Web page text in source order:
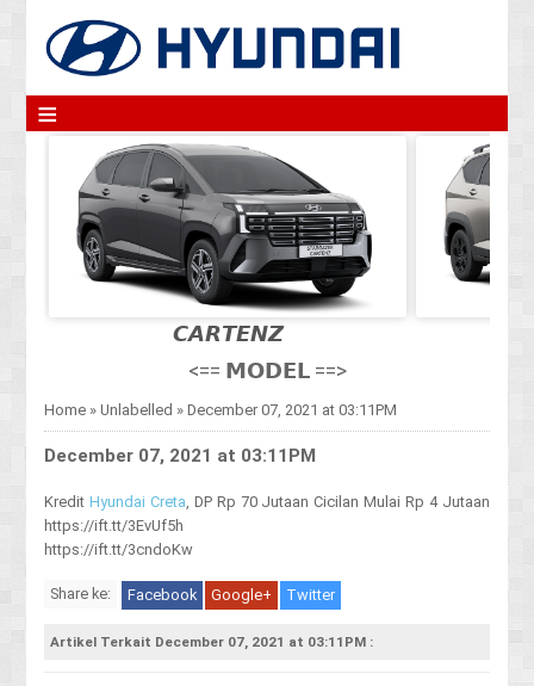
≡
𝘾𝘼𝙍𝙏𝙀𝙉𝙕
<== 𝗠𝗢𝗗𝗘𝗟 ==>
Home »Unlabelled »December 07, 2021 at 03:11PM
December 07, 2021 at 03:11PM
Kredit Hyundai Creta , DP Rp 70 Jutaan Cicilan Mulai Rp 4 Jutaan
https://ift.tt/3EvUf5h
https://ift.tt/3cndoKw
Share ke: Facebook Google+ Twitter
Artikel Terkait December 07, 2021 at 03:11PM :